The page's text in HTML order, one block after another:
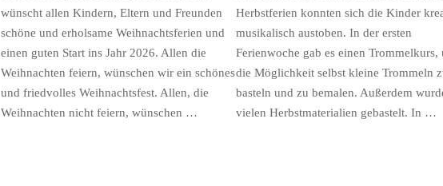
wünscht allen Kindern, Eltern und Freunden
schöne und erholsame Weihnachtsferien und
einen guten Start ins Jahr 2026. Allen die
Weihnachten feiern, wünschen wir ein schönes
und friedvolles Weihnachtsfest. Allen, die
Weihnachten nicht feiern, wünschen …
Herbstferien konnten sich die Kinder
musikalisch austoben. In der ersten
Ferienwoche gab es einen Trommelkurs,
die Möglichkeit selbst kleine Trommeln
basteln und zu bemalen. Außerdem
vielen Herbstmaterialien gebastelt. In …